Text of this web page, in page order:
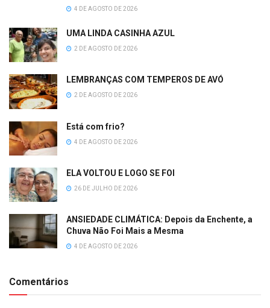
4 DE AGOSTO DE 2026
UMA LINDA CASINHA AZUL
2 DE AGOSTO DE 2026
LEMBRANÇAS COM TEMPEROS DE AVÓ
2 DE AGOSTO DE 2026
Está com frio?
4 DE AGOSTO DE 2026
ELA VOLTOU E LOGO SE FOI
26 DE JULHO DE 2026
ANSIEDADE CLIMÁTICA: Depois da Enchente, a
Chuva Não Foi Mais a Mesma
4 DE AGOSTO DE 2026
Comentários